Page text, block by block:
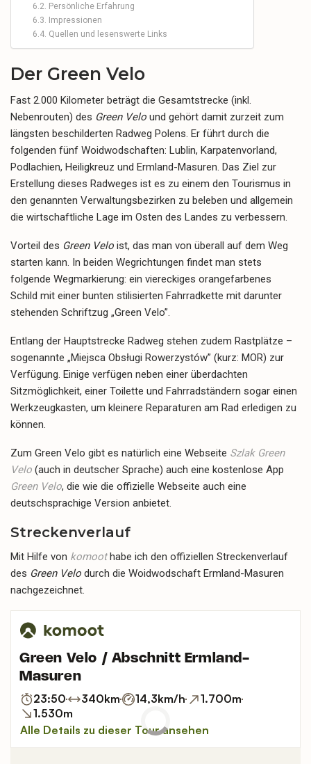
Persönliche Erfahrung
Impressionen
Quellen und lesenswerte Links
Der Green Velo
Fast 2.000 Kilometer beträgt die Gesamtstrecke (inkl.
Nebenrouten) des Green Velo und gehört damit zurzeit zum
längsten beschilderten Radweg Polens. Er führt durch die
folgenden fünf Woidwodschaften: Lublin, Karpatenvorland,
Podlachien, Heiligkreuz und Ermland-Masuren. Das Ziel zur
Erstellung dieses Radweges ist es zu einem den Tourismus in
den genannten Verwaltungsbezirken zu beleben und allgemein
die wirtschaftliche Lage im Osten des Landes zu verbessern.
Vorteil des Green Velo ist, das man von überall auf dem Weg
starten kann. In beiden Wegrichtungen findet man stets
folgende Wegmarkierung: ein viereckiges orangefarbenes
Schild mit einer bunten stilisierten Fahrradkette mit darunter
stehenden Schriftzug „Green Velo”.
Entlang der Hauptstrecke Radweg stehen zudem Rastplätze –
sogenannte „Miejsca Obsługi Rowerzystów” (kurz: MOR) zur
Verfügung. Einige verfügen neben einer überdachten
Sitzmöglichkeit, einer Toilette und Fahrradständern sogar einen
Werkzeugkasten, um kleinere Reparaturen am Rad erledigen zu
können.
Zum Green Velo gibt es natürlich eine Webseite Szlak Green
Velo (auch in deutscher Sprache) auch eine kostenlose App
Green Velo, die wie die offizielle Webseite auch eine
deutschsprachige Version anbietet.
Streckenverlauf
Mit Hilfe von komoothabe ich den offiziellen Streckenverlauf
des Green Velo durch die Woidwodschaft Ermland-Masuren
nachgezeichnet.